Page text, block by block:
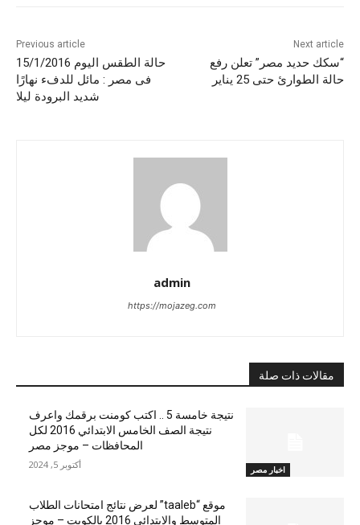
Previous article
حالة الطقس اليوم 15/1/2016
فى مصر : مائل للدفء نهارًا
شديد البرودة ليلا
Next article
“سكك حديد مصر” تعلن رفع
حالة الطوارئ حتى 25 يناير
admin
https://mojazeg.com
مقالات ذات صلة
اخبار مصر
نتيجة خامسة 5 .. اكتب كومنت برقمك واعرف
نتيجة الصف الخامس الابتدائي 2016 لكل
المحافظات – موجز مصر
أكتوبر 5, 2024
موقع “taaleb” لعرض نتائج امتحانات الطلاب
المتوسط والابتدائي 2016 بالكويت – موجز